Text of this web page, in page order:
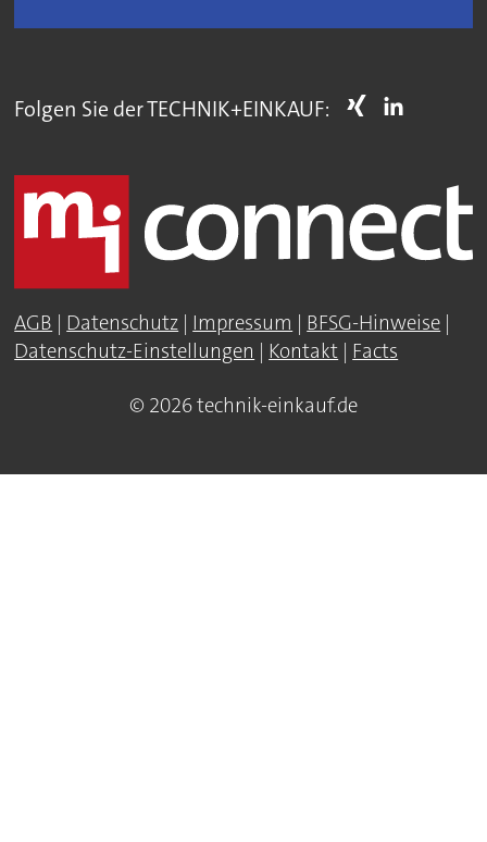
Folgen Sie der TECHNIK+EINKAUF:
AGB | Datenschutz | Impressum | BFSG-Hinweise |
Datenschutz-Einstellungen | Kontakt | Facts
© 2026 technik-einkauf.de